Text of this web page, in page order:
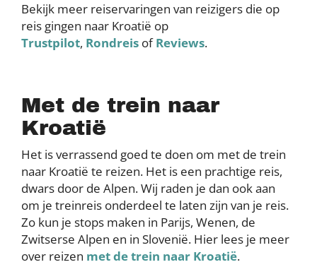
Bekijk meer reiservaringen van reizigers die op
reis gingen naar Kroatië op
Trustpilot, Rondreis ofReviews.
Met de trein naar
Kroatië
Het is verrassend goed te doen om met de trein
naar Kroatië te reizen. Het is een prachtige reis,
dwars door de Alpen. Wij raden je dan ook aan
om je treinreis onderdeel te laten zijn van je reis.
Zo kun je stops maken in Parijs, Wenen, de
Zwitserse Alpen en in Slovenië. Hier lees je meer
over reizen met de trein naar Kroatië.